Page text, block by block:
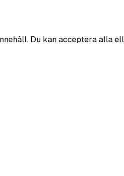
Du kan acceptera alla